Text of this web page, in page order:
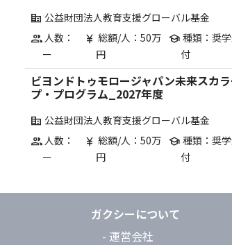
corporate_fare 公益財団法人教育支援グローバル基金
group 人数：
ー
currency_yen 総額/人：50万
円
school 種類：奨
付
ビヨンドトゥモロージャパン未来スカ
プ・プログラム_2027年度
corporate_fare 公益財団法人教育支援グローバル基金
group 人数：
ー
currency_yen 総額/人：50万
円
school 種類：奨
付
ガクシーについて
- 運営会社